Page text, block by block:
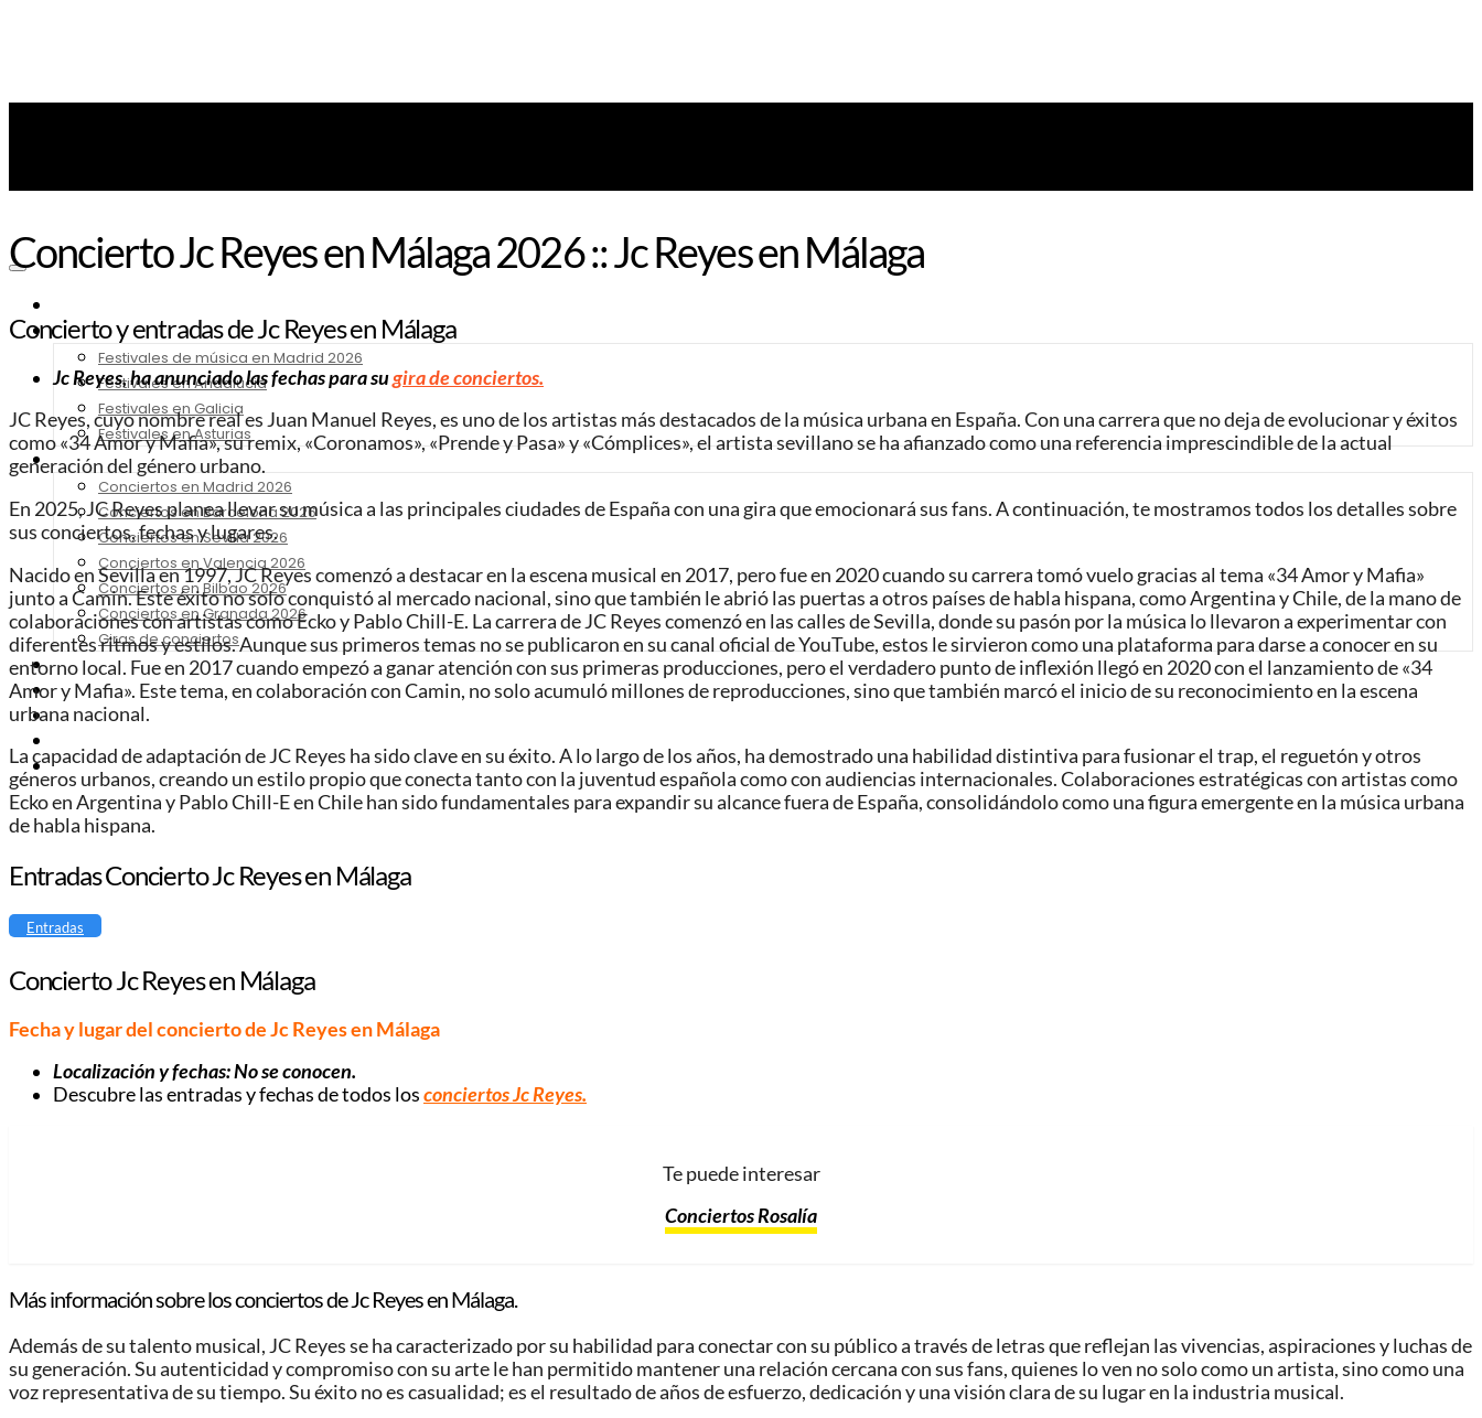
Festivales 2026
Festivales de música en Madrid 2026
Festivales en Andalucia
Festivales en Galicia
Festivales en Asturias
Conciertos 2026
Conciertos en Madrid 2026
Conciertos en Barcelona 2026
Conciertos en Sevilla 2026
Conciertos en Valencia 2026
Conciertos en Bilbao 2026
Conciertos en Granada 2026
Giras de conciertos
Noticias de Festivales
Bandas Sonoras
Series y Tv
Contacto
Concierto Jc Reyes en Málaga 2026 :: Jc Reyes en Málaga
Concierto y entradas de Jc Reyes en Málaga
Jc Reyes, ha anunciado las fechas para sugira de conciertos.
JC Reyes, cuyo nombre real es Juan Manuel Reyes, es uno de los artistas más destacados de la música urbana en España. Con una carrera que no deja de evolucionar y éxitos
como «34 Amor y Mafia», su remix, «Coronamos», «Prende y Pasa» y «Cómplices», el artista sevillano se ha afianzado como una referencia imprescindible de la actual
generación del género urbano.
En 2025, JC Reyes planea llevar su música a las principales ciudades de España con una gira que emocionará sus fans. A continuación, te mostramos todos los detalles sobre
sus conciertos, fechas y lugares.
Nacido en Sevilla en 1997, JC Reyes comenzó a destacar en la escena musical en 2017, pero fue en 2020 cuando su carrera tomó vuelo gracias al tema «34 Amor y Mafia»
junto a Camin. Este éxito no solo conquistó al mercado nacional, sino que también le abrió las puertas a otros países de habla hispana, como Argentina y Chile, de la mano de
colaboraciones con artistas como Ecko y Pablo Chill-E. La carrera de JC Reyes comenzó en las calles de Sevilla, donde su pasón por la música lo llevaron a experimentar con
diferentes ritmos y estilos. Aunque sus primeros temas no se publicaron en su canal oficial de YouTube, estos le sirvieron como una plataforma para darse a conocer en su
entorno local. Fue en 2017 cuando empezó a ganar atención con sus primeras producciones, pero el verdadero punto de inflexión llegó en 2020 con el lanzamiento de «34
Amor y Mafia». Este tema, en colaboración con Camin, no solo acumuló millones de reproducciones, sino que también marcó el inicio de su reconocimiento en la escena
urbana nacional.
La capacidad de adaptación de JC Reyes ha sido clave en su éxito. A lo largo de los años, ha demostrado una habilidad distintiva para fusionar el trap, el reguetón y otros
géneros urbanos, creando un estilo propio que conecta tanto con la juventud española como con audiencias internacionales. Colaboraciones estratégicas con artistas como
Ecko en Argentina y Pablo Chill-E en Chile han sido fundamentales para expandir su alcance fuera de España, consolidándolo como una figura emergente en la música urbana
de habla hispana.
Entradas Concierto Jc Reyes en Málaga
Entradas
Concierto Jc Reyes en Málaga
Fecha y lugar del concierto de Jc Reyes en Málaga
Localización y fechas: No se conocen.
Descubre las entradas y fechas de todos losconciertos Jc Reyes.
Te puede interesar
Conciertos Rosalía
Más información sobre los conciertos de Jc Reyes en Málaga.
Además de su talento musical, JC Reyes se ha caracterizado por su habilidad para conectar con su público a través de letras que reflejan las vivencias, aspiraciones y luchas de
su generación. Su autenticidad y compromiso con su arte le han permitido mantener una relación cercana con sus fans, quienes lo ven no solo como un artista, sino como una
voz representativa de su tiempo. Su éxito no es casualidad; es el resultado de años de esfuerzo, dedicación y una visión clara de su lugar en la industria musical.